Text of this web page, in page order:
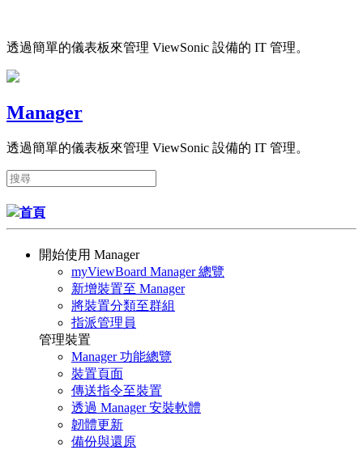
透過簡單的儀表板來管理 ViewSonic 設備的 IT 管理。
Manager
透過簡單的儀表板來管理 ViewSonic 設備的 IT 管理。
首頁
開始使用 Manager
myViewBoard Manager 總覽
新增裝置至 Manager
將裝置分類至群組
指派管理員
管理裝置
Manager 功能總覽
裝置頁面
傳送指令至裝置
透過 Manager 安裝軟體
韌體更新
備份與還原